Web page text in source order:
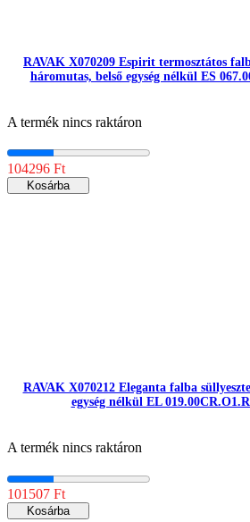
RAVAK X070209 Espirit termosztátos
háromutas, belső egység nélkül ES
A termék nincs raktáron
104296 Ft
Kosárba
RAVAK X070212 Eleganta falba
egység nélkül EL
A termék nincs raktáron
101507 Ft
Kosárba